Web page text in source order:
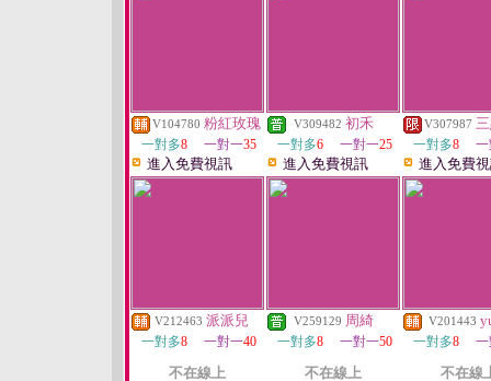
V104780 粉紅玫瑰
一對多8 一對一35
進入免費視訊
V309482 初禾
一對多6 一對一25
進入免費視訊
V307987
一對多8
進入免費
V212463 派派兒
一對多8 一對一40
不在線上
V259129 周綺
一對多8 一對一50
不在線上
V201443
一對多8
不在線